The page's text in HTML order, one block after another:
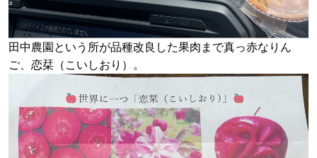
田中農園という所が品種改良した果肉まで真っ赤なりん
ご、恋栞（こいしおり）。